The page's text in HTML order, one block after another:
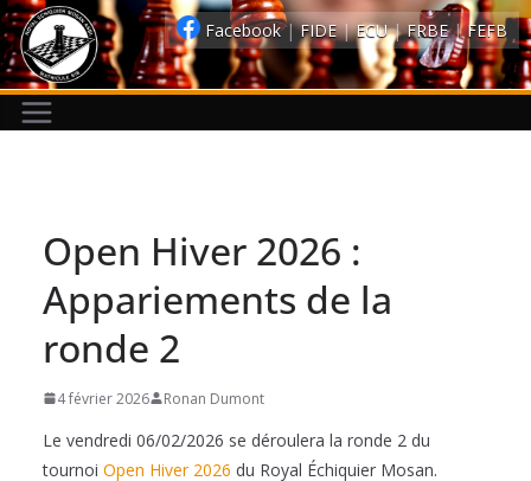
Passer
au
contenu
Open Hiver 2026 :
Appariements de la
ronde 2
4 février 2026 Ronan Dumont
Le vendredi 06/02/2026 se déroulera la ronde 2 du
tournoi Open Hiver 2026 du Royal Échiquier Mosan.
Facebook| FIDE| ECU| FRBE| FEFB